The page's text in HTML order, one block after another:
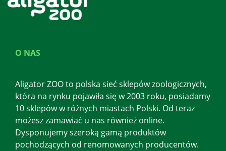
O NAS
Aligator ZOO to polska sieć sklepów zoologicznych,
która na rynku pojawiła się w 2003 roku, posiadamy
10 sklepów w różnych miastach Polski. Od teraz
możesz zamawiać u nas również online.
Dysponujemy szeroką gamą produktów
pochodzących od renomowanych producentów.